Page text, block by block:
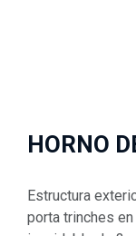
HORNO
Estructura
porta trinches